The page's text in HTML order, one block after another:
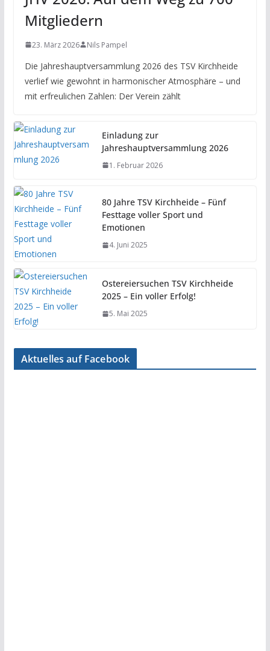
Mitgliedern
23. März 2026 Nils Pampel
Die Jahreshauptversammlung 2026 des TSV Kirchheide
verlief wie gewohnt in harmonischer Atmosphäre – und
mit erfreulichen Zahlen: Der Verein zählt
Einladung zur
Jahreshauptversammlung 2026
1. Februar 2026
80 Jahre TSV Kirchheide – Fünf
Festtage voller Sport und
Emotionen
4. Juni 2025
Ostereiersuchen TSV Kirchheide
2025 – Ein voller Erfolg!
5. Mai 2025
Aktuelles auf Facebook